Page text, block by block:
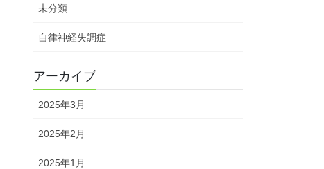
未分類
自律神経失調症
アーカイブ
2025年3月
2025年2月
2025年1月